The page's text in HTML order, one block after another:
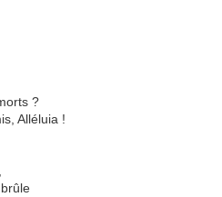
?
Alléluia !